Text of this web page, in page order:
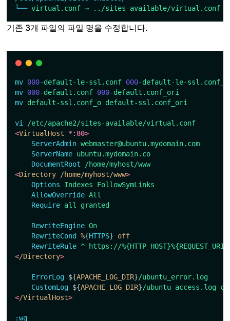
└── virtual.conf → ../sites-available/virtual.conf
기존 3개 파일의 파일 명을 수정합니다.
mv 000-default-le-ssl.conf 000-default-le-
mv 000-default.conf 000-default.conf_ori
mv default-ssl.conf_o default-ssl.conf_ori
vi
/etc/apache2/sites-available/virtual.conf
<VirtualHost *: 80>
ServerAdmin webmaster@ubuntu.mydomain.com
ServerName ubuntu.mydomain.co
DocumentRoot
/home/myhost/www
<Directory /home/myhost/www>
Options
Indexes
FollowSymLinks
AllowOverride All
Require all granted
RewriteEngine On
RewriteCond
%{HTTPS} off
RewriteRule ^
https://%{HTTP_HOST}%{REQUEST_URI}
</Directory>
ErrorLog ${APACHE_LOG_DIR}/ubuntu_error.log
CustomLog ${APACHE_LOG_DIR}/ubuntu_access.log
</VirtualHost>
:wq